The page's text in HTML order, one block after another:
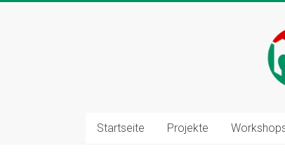
Startseite Projekte